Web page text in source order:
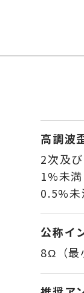
高調波
2次及
1%未
0.5%未
公称イ
8Ω（最